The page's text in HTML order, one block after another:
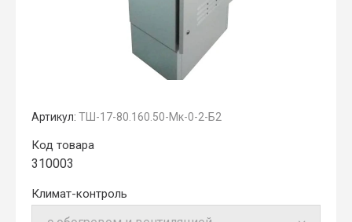
Артикул: ТШ-17-80.160.50-Мк-0-2-Б2
Код товара
310003
Климат-контроль